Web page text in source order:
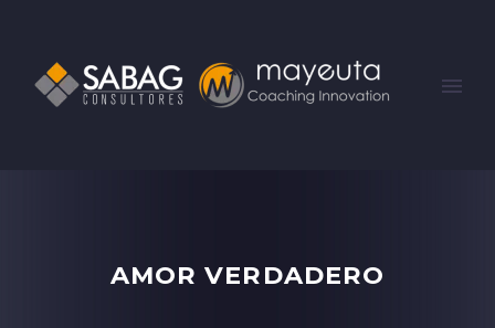
AMOR VERDADERO